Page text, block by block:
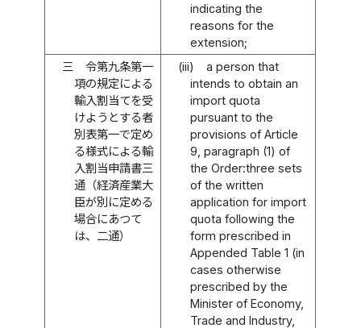
indicating the
reasons for the
extension;
三
令第九条第一
項の規定による
輸入割当てを受
けようとする者
別表第一で定め
る様式による輸
入割当申請書三
通（経済産業大
臣が別に定める
場合にあつて
は、二通）
(iii)
a person that
intends to obtain an
import quota
pursuant to the
provisions of Article
9, paragraph (1) of
the Order:three sets
of the written
application for import
quota following the
form prescribed in
Appended Table 1 (in
cases otherwise
prescribed by the
Minister of Economy,
Trade and Industry,